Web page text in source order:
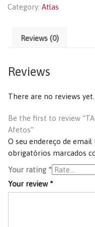
Category: Atlas
Reviews (0)
Reviews
There are no reviews yet.
Be the first to review
Afetos”
O seu endereço de email
obrigatórios marcados
Your rating *
Your review *